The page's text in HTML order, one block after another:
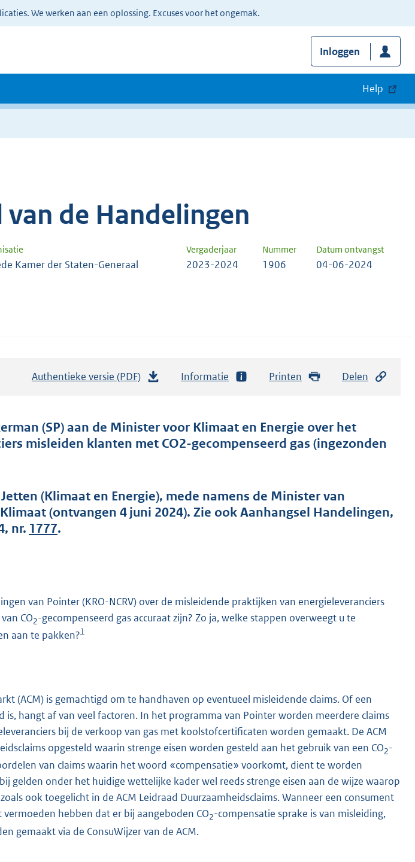
We werken aan een oplossing. Excuses voor het ongemak.
Inloggen
Help
van de Handelingen
Vergaderjaar Nummer Datum ontvangst
Kamer der Staten-Generaal 2023-2024 1906 04-06-2024
Authentieke versie (PDF)
t
a
g
e
:
Informatie Printen Delen
(SP) aan de Minister voor Klimaat en Energie over het
misleiden klanten met CO2-gecompenseerd gas (ingezonden
(Klimaat en Energie), mede namens de Minister van
(ontvangen 4 juni 2024). Zie ook Aanhangsel Handelingen,
nr. 1777.
van Pointer (KRO-NCRV) over de misleidende praktijken van energieleveranciers
CO2-gecompenseerd gas accuraat zijn? Zo ja, welke stappen overweegt u te
aan te pakken?1
(ACM) is gemachtigd om te handhaven op eventueel misleidende claims. Of een
is, hangt af van veel factoren. In het programma van Pointer worden meerdere claims
bij de verkoop van gas met koolstofcertificaten worden gemaakt. De ACM
opgesteld waarin strenge eisen worden gesteld aan het gebruik van een CO2-
van claims waarin het woord «compensatie» voorkomt, dient te worden
gelden onder het huidige wettelijke kader wel reeds strenge eisen aan de wijze waarop
ook toegelicht in de ACM Leidraad Duurzaamheidsclaims. Wanneer een consument
hebben dat er bij aangeboden CO2-compensatie sprake is van misleiding,
gemaakt via de ConsuWijzer van de ACM.